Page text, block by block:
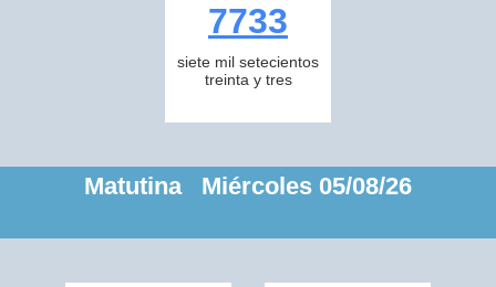
7733
siete mil setecientos
treinta y tres
Matutina Miércoles 05/08/26